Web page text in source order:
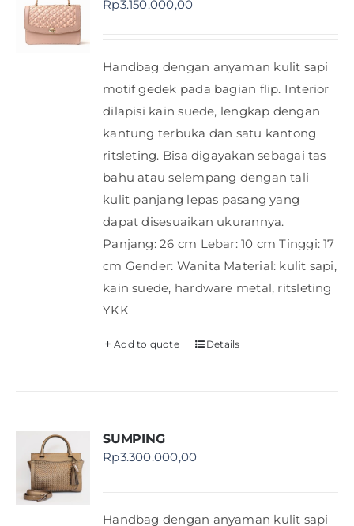
Shop
Rp3.150.000,00
Handbag dengan anyaman kulit sapi
motif gedek pada bagian flip. Interior
dilapisi kain suede, lengkap dengan
kantung terbuka dan satu kantong
ritsleting. Bisa digayakan sebagai tas
bahu atau selempang dengan tali
kulit panjang lepas pasang yang
dapat disesuaikan ukurannya.
Panjang: 26 cm Lebar: 10 cm Tinggi: 17
cm Gender: Wanita Material: kulit sapi,
kain suede, hardware metal, ritsleting
YKK
Add to quote Details
SUMPING
Rp3.300.000,00
Handbag dengan anyaman kulit sapi